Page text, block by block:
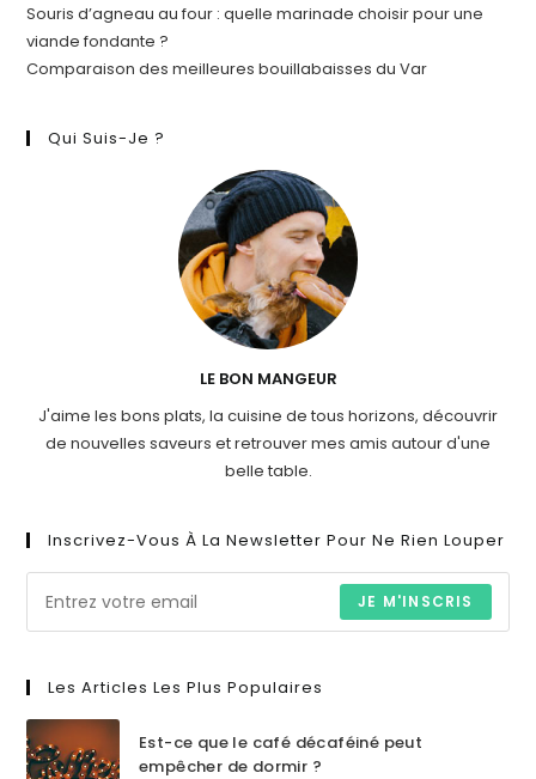
Souris d’agneau au four : quelle marinade choisir pour une
viande fondante ?
Comparaison des meilleures bouillabaisses du Var
Qui Suis-Je ?
LE BON MANGEUR
J'aime les bons plats, la cuisine de tous horizons, découvrir
de nouvelles saveurs et retrouver mes amis autour d'une
belle table.
Inscrivez-Vous À La Newsletter Pour Ne Rien Louper
JE M'INSCRIS
Les Articles Les Plus Populaires
Est-ce que le café décaféiné peut
empêcher de dormir ?